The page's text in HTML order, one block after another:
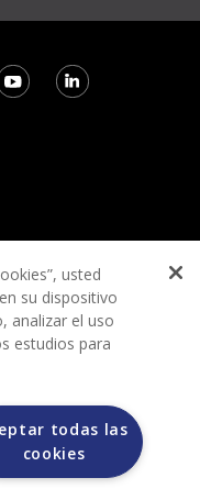
pago durante el
usted
su dispositivo
analizar el uso
estudios para
todas las
cookies